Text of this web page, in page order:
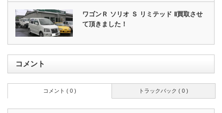
ワゴンＲ ソリオ Ｓ リミテッド Ⅱ買取させ
て頂きました！
コメント
トラックバック ( 0 )
コメント ( 0 )